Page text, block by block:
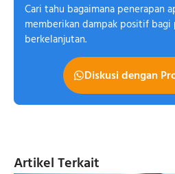
Cari tahu bagaimana penerapan
memberikan dampak positif bagi
berkelanjutan.
Diskusi dengan
Artikel Terkait